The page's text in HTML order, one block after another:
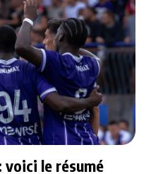
voici le résumé